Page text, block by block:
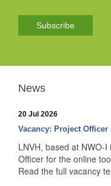
Subscribe
News
20 Jul 2026
Vacancy: Project Officer
LNVH, based at NWO-
Officer for the online
Read the full vacancy